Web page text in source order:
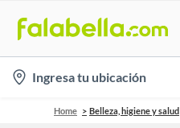
location-
icon
Ingresa tu ubicación
Home Belleza, higiene y salud